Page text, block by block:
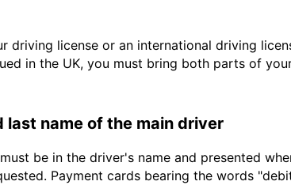
driving license or an international driving
in the UK, you must bring both parts of
name of the main driver
be in the driver's name and presented
Payment cards bearing the words